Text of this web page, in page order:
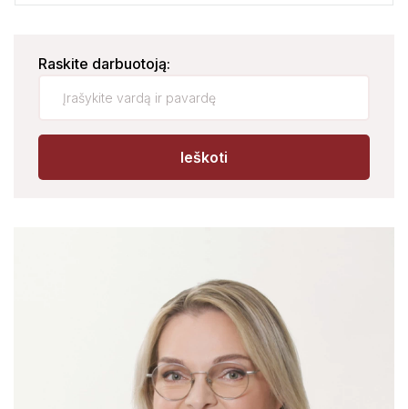
Prevencinės medicinos centras
Chirurgijos skyrius su Dienos chirurgijos
stacionaru
Konsultacijų skyrius
Odontologijos klinika
Raskite darbuotoją:
Ieškoti